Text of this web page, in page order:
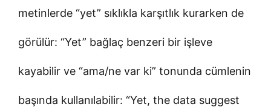
metinlerde “yet” sıklıkla karşıtlık kurarken de
görülür: “Yet” bağlaç benzeri bir işleve
kayabilir ve “ama/ne var ki” tonunda cümlenin
başında kullanılabilir: “Yet, the data suggest